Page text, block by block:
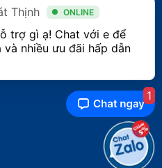
Thịnh ONLINE
trợ gì ạ! Chat với e để
và nhiều ưu đãi hấp dẫn
1